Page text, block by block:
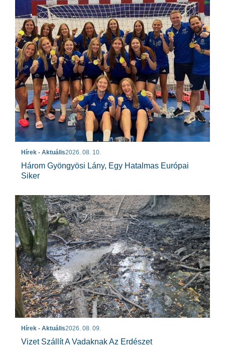
Hírek - Aktuális2026. 08. 10.
Három Gyöngyösi Lány, Egy Hatalmas Európai
Siker
Hírek - Aktuális2026. 08. 09.
Vizet Szállít A Vadaknak Az Erdészet